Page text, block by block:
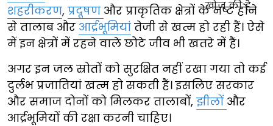
शहरीकरण, प्रदूषण और प्राकृतिक क्षेत्रों के नष्ट होने
से तालाब और आर्द्रभूमियां तेजी से खत्म हो रही हैं। ऐसे
में इन क्षेत्रों में रहने वाले छोटे जीव भी खतरे में हैं।
अगर इन जल स्रोतों को सुरक्षित नहीं रखा गया तो कई
दुर्लभ प्रजातियां खत्म हो सकती हैं। इसलिए सरकार
और समाज दोनों को मिलकर तालाबों, झीलों और
आर्द्रभूमियों की रक्षा करनी चाहिए।